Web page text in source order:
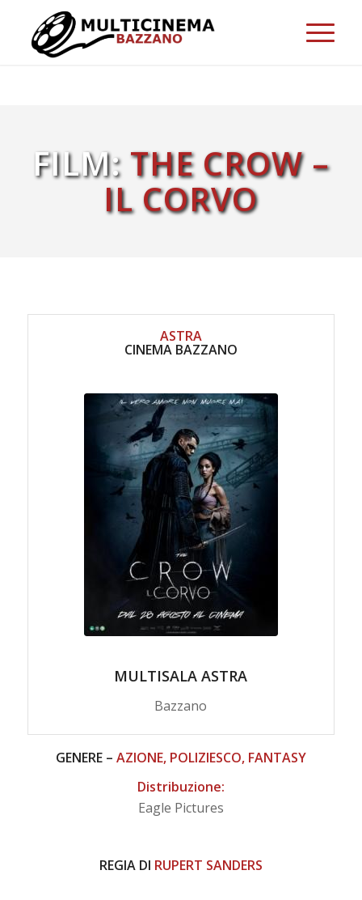
FILM: THE CROW –
IL CORVO
ASTRA
CINEMA BAZZANO
MULTISALA ASTRA
Bazzano
GENERE – AZIONE, POLIZIESCO, FANTASY
Distribuzione:
Eagle Pictures
REGIA DI RUPERT SANDERS